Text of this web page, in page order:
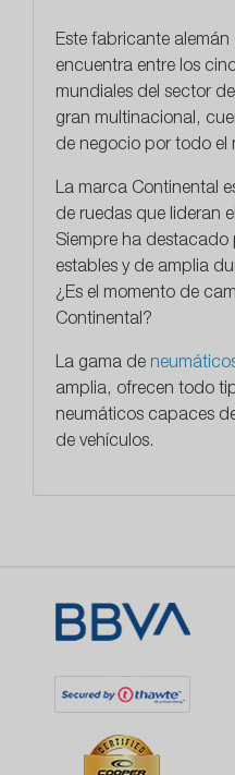
Este fabricante alemán
encuentra entre los
mundiales del sector
gran multinacional,
de negocio por todo el
La marca Continental
de ruedas que lideran
Siempre ha destacado
estables y de amplia
¿Es el momento de
Continental?
La gama de
amplia, ofrecen todo
neumáticos capaces
de vehículos.